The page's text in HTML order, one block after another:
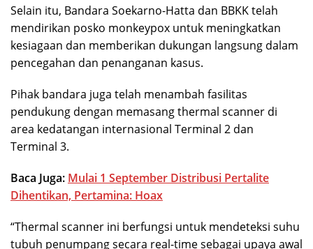
Selain itu, Bandara Soekarno-Hatta dan BBKK telah
mendirikan posko monkeypox untuk meningkatkan
kesiagaan dan memberikan dukungan langsung dalam
pencegahan dan penanganan kasus.
Pihak bandara juga telah menambah fasilitas
pendukung dengan memasang thermal scanner di
area kedatangan internasional Terminal 2 dan
Terminal 3.
Baca Juga: Mulai 1 September Distribusi Pertalite
Dihentikan, Pertamina: Hoax
“Thermal scanner ini berfungsi untuk mendeteksi suhu
tubuh penumpang secara real-time sebagai upaya awal